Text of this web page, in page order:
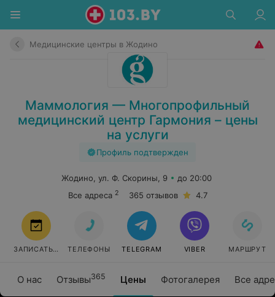
Медицинские центры в Жодино
Маммология — Многопрофильный
медицинский центр Гармония – цены
на услуги
Профиль подтвержден
О нас Отзывы365 Цены Фотогалерея Все
Жодино, ул. Ф. Скорины, 9
до 20:00
Все адреса 2 365 отзывов 4.7
ЗАПИСАТЬСЯ ТЕЛЕФОНЫ TELEGRAM VIBER МАРШРУТ